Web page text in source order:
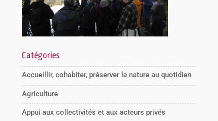
Catégories
Accueillir, cohabiter, préserver la nature au quotidien
Agriculture
Appui aux collectivités et aux acteurs privés